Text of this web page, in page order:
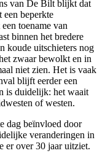
van De Bilt blijkt dat
een beperkte
toename van
binnen het bredere
koude uitschieters nog
zwaar bewolkt en in
niet zien. Het is vaak
blijft eerder een
is duidelijk: het waait
of westen.
dag beïnvloed door
veranderingen in
er over 30 jaar uitziet.